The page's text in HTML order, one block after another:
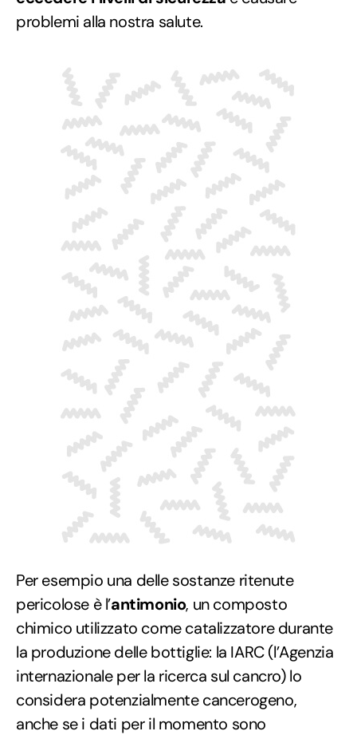
problemi alla nostra salute.
Per esempio una delle sostanze ritenute
pericolose è l’antimonio, un composto
chimico utilizzato come catalizzatore durante
la produzione delle bottiglie: la IARC (l’Agenzia
internazionale per la ricerca sul cancro) lo
considera potenzialmente cancerogeno,
anche se i dati per il momento sono